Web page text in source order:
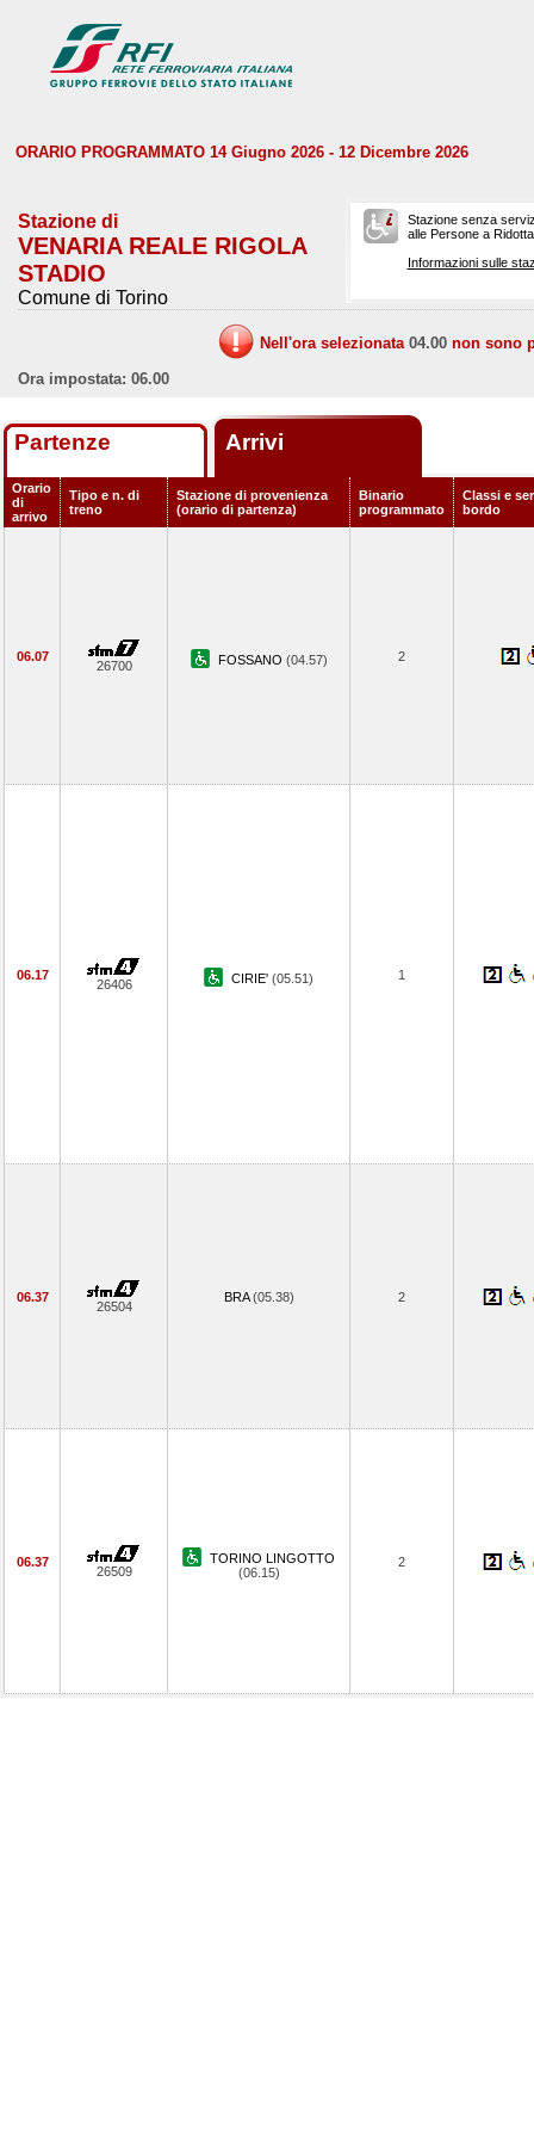
ORARIO PROGRAMMATO 14 Giugno 2026 - 12 Dicembre 2026
Stazione di
VENARIA REALE RIGOLA
STADIO
Comune di Torino
Stazione senza
alle Persone a
Informazioni sulle
Nell'ora selezionata 04.00 non sono
Ora impostata: 06.00
Partenze Arrivi
Orario
di
arrivo
Tipo e n. di
treno
Stazione di provenienza
(orario di partenza)
Binario
programmato
Classi e
bordo
06.07
26700 FOSSANO (04.57) 2
06.17
26406 CIRIE' (05.51) 1
06.37
26504
BRA(05.38) 2
06.37
26509
TORINO LINGOTTO
(06.15)
2